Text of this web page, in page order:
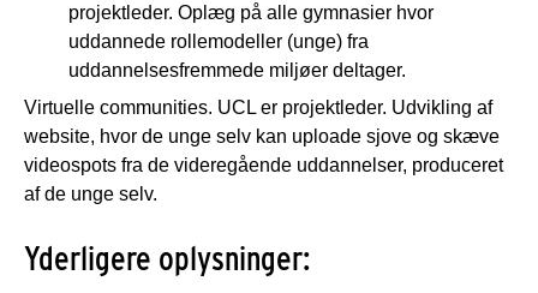
projektleder. Oplæg på alle gymnasier hvor
uddannede rollemodeller (unge) fra
uddannelsesfremmede miljøer deltager.
Virtuelle communities. UCL er projektleder. Udvikling af
website, hvor de unge selv kan uploade sjove og skæve
videospots fra de videregående uddannelser, produceret
af de unge selv.
Yderligere oplysninger: